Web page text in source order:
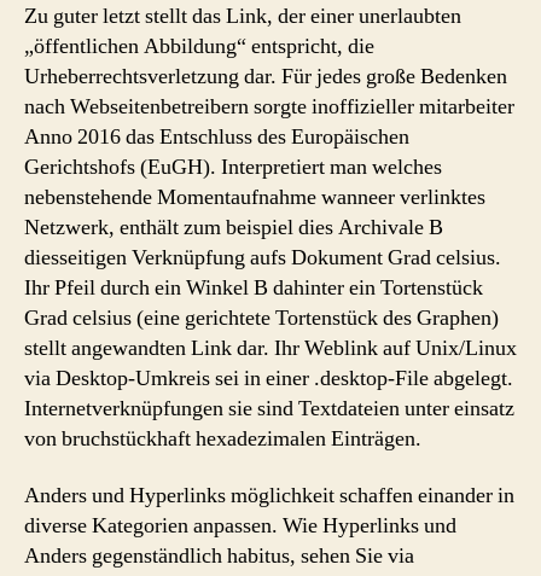
Zu guter letzt stellt das Link, der einer unerlaubten
„öffentlichen Abbildung“ entspricht, die
Urheberrechtsverletzung dar. Für jedes große Bedenken
nach Webseitenbetreibern sorgte inoffizieller mitarbeiter
Anno 2016 das Entschluss des Europäischen
Gerichtshofs (EuGH). Interpretiert man welches
nebenstehende Momentaufnahme wanneer verlinktes
Netzwerk, enthält zum beispiel dies Archivale B
diesseitigen Verknüpfung aufs Dokument Grad celsius.
Ihr Pfeil durch ein Winkel B dahinter ein Tortenstück
Grad celsius (eine gerichtete Tortenstück des Graphen)
stellt angewandten Link dar. Ihr Weblink auf Unix/Linux
via Desktop-Umkreis sei in einer .desktop-File abgelegt.
Internetverknüpfungen sie sind Textdateien unter einsatz
von bruchstückhaft hexadezimalen Einträgen.
Anders und Hyperlinks möglichkeit schaffen einander in
diverse Kategorien anpassen. Wie Hyperlinks und
Anders gegenständlich habitus, sehen Sie via